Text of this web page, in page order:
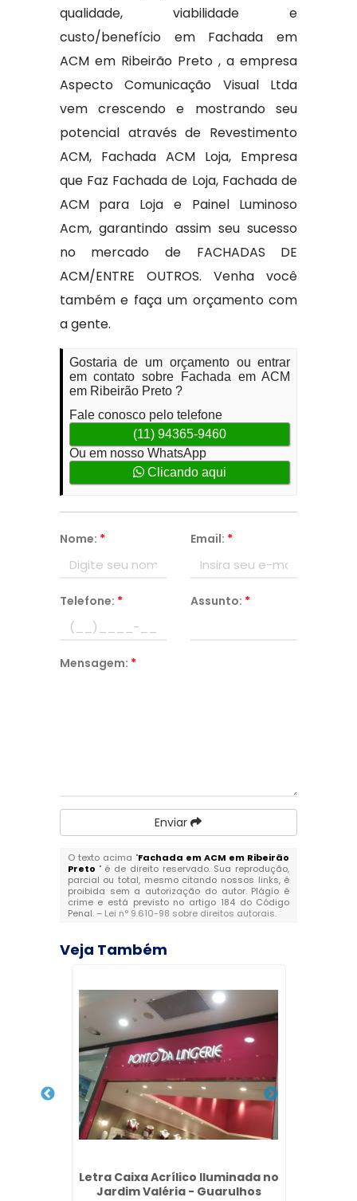
qualidade, viabilidade e
custo/benefício em Fachada em
ACM em Ribeirão Preto , a empresa
Aspecto Comunicação Visual Ltda
vem crescendo e mostrando seu
potencial através de Revestimento
ACM, Fachada ACM Loja, Empresa
que Faz Fachada de Loja, Fachada de
ACM para Loja e Painel Luminoso
Acm, garantindo assim seu sucesso
no mercado de FACHADAS DE
ACM/ENTRE OUTROS. Venha você
também e faça um orçamento com
a gente.
Gostaria de um orçamento ou entrar
em contato sobre Fachada em ACM
em Ribeirão Preto ?
Fale conosco pelo telefone
(11) 94365-9460
Ou em nosso WhatsApp
Clicando aqui
Nome: * Email: *
Telefone: * Assunto: *
Mensagem: *
Enviar
O texto acima "Fachada em ACM em Ribeirão
Preto " é de direito reservado. Sua reprodução,
parcial ou total, mesmo citando nossos links, é
proibida sem a autorização do autor. Plágio é
crime e está previsto no artigo 184 do Código
Penal. – Lei n° 9.610-98 sobre direitos autorais.
Veja Também
Letra Caixa Acrílico Iluminada no
Jardim Valéria - Guarulhos